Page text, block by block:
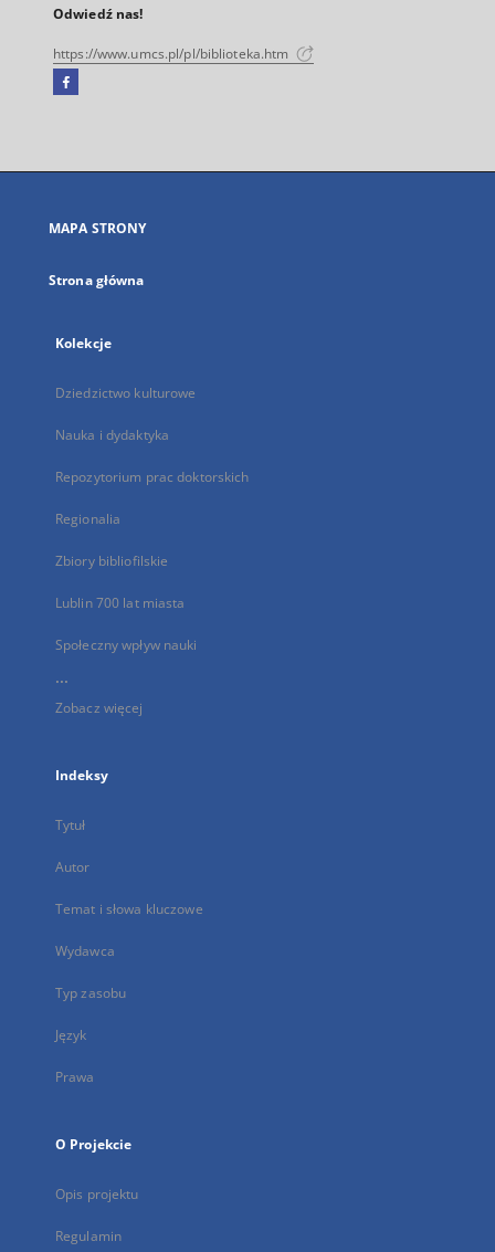
Odwiedź nas!
https://www.umcs.pl/pl/biblioteka.htm
Facebook
się
karcie
MAPA STRONY
Strona główna
Kolekcje
Dziedzictwo kulturowe
Nauka i dydaktyka
Repozytorium prac doktorskich
Regionalia
Zbiory bibliofilskie
Lublin 700 lat miasta
Społeczny wpływ nauki
...
Zobacz więcej
Indeksy
Tytuł
Autor
Temat i słowa kluczowe
Wydawca
Typ zasobu
Język
Prawa
O Projekcie
Opis projektu
Regulamin